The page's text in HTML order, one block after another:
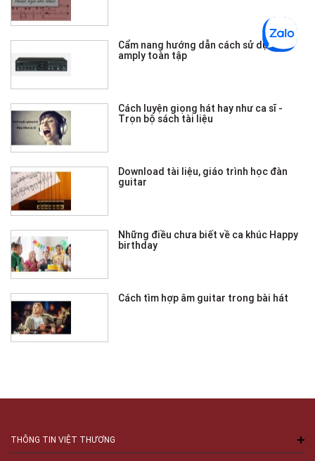
Cẩm nang hướng dẫn cách sử dụng
amply toàn tập
Cách luyện giọng hát hay như ca sĩ -
Trọn bộ sách tài liệu
Download tài liệu, giáo trình học đàn
guitar
Những điều chưa biết về ca khúc Happy
birthday
Cách tìm hợp âm guitar trong bài hát
THÔNG TIN VIỆT THƯƠNG